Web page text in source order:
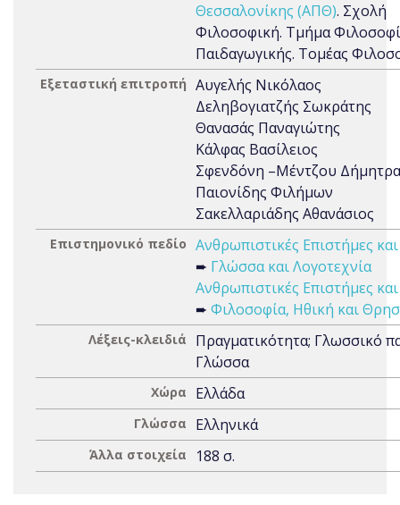
Θεσσαλονίκης (ΑΠΘ). Σχολή
Φιλοσοφική. Τμήμα
Παιδαγωγικής. Τομέας
Εξεταστική επιτροπή Αυγελής Νικόλαος
Δεληβογιατζής Σωκράτης
Θανασάς Παναγιώτης
Κάλφας Βασίλειος
Σφενδόνη –Μέντζου Δήμητρα
Παιονίδης Φιλήμων
Σακελλαριάδης Αθανάσιος
Επιστημονικό πεδίο Ανθρωπιστικές Επιστήμες
➨ Γλώσσα και Λογοτεχνία
Ανθρωπιστικές Επιστήμες
➨ Φιλοσοφία, Ηθική και
Λέξεις-κλειδιά
Πραγματικότητα; Γλωσσικό
Γλώσσα
Χώρα Ελλάδα
Γλώσσα Ελληνικά
Άλλα στοιχεία 188 σ.